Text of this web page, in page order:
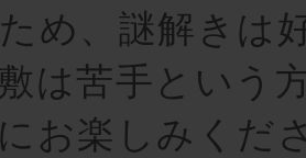
め、謎解きは
は苦手という
お楽しみくだ